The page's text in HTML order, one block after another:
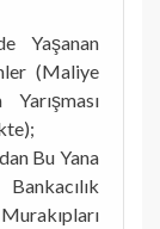
Yaşanan
(Maliye
Bu Yana